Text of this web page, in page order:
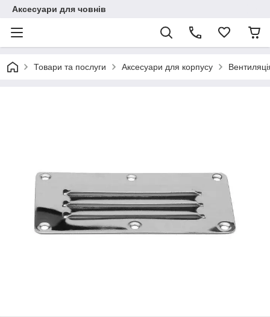
Аксесуари для човнів
Товари та послуги Аксесуари для корпусу